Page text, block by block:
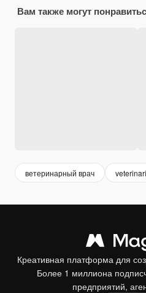
Вам также могут
ветеринарный врач
Креативная платформа для
Более 1 миллиона
предприятий,